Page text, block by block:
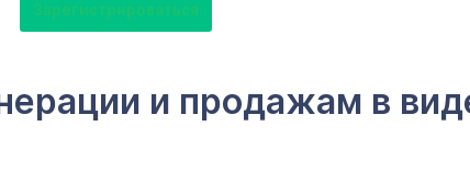
Зарегистрироваться
и продажам в